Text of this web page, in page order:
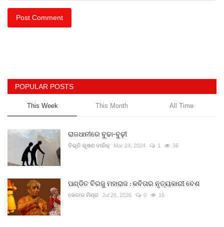
Post Comment
POPULAR POSTS
This Week This Month All Time
ରାଜଧାନୀରେ ବୁଢା-ବୁଢ଼ୀ
ବିଭୂତି ଭୂଷଣ ବାରିକ୍ Mar 24, 2024 1 36
ପଣ୍ଡିତ ବିରଜୁ ମହାରାଜ : କବିତାର ନୃତ୍ୟକାରୀ ବେଶ
କେଦାର ମିଶ୍ର Jul 26, 2026 0 16